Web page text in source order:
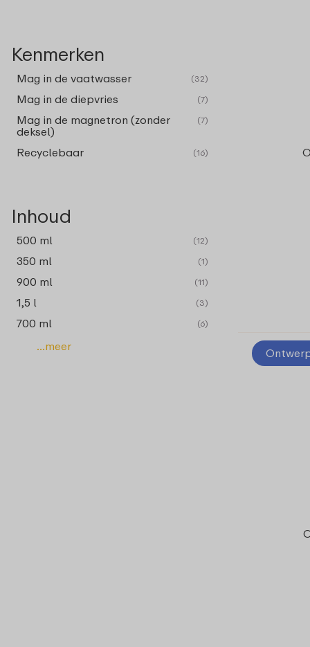
Kenmerken
Mag in de vaatwasser (32)
Mag in de diepvries (7)
Mag in de magnetron (zonder
deksel)
(7)
Recyclebaar (16)
Inhoud
500 ml (12)
350 ml (1)
900 ml (11)
1,5 l (3)
700 ml (6)
...meer